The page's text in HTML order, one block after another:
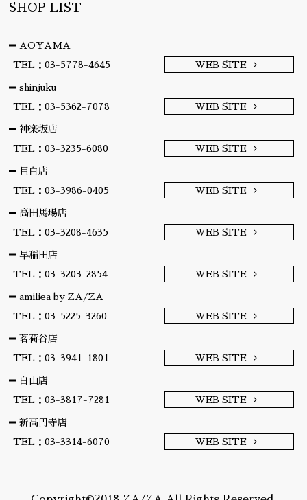
SHOP LIST
AOYAMA
TEL：03-5778-4645
WEB SITE
shinjuku
TEL：03-5362-7078
WEB SITE
神楽坂店
TEL：03-3235-6080
WEB SITE
目白店
TEL：03-3986-0405
WEB SITE
高田馬場店
TEL：03-3208-4635
WEB SITE
早稲田店
TEL：03-3203-2854
WEB SITE
amiliea by ZA/ZA
TEL：03-5225-3260
WEB SITE
茗荷谷店
TEL：03-3941-1801
WEB SITE
白山店
TEL：03-3817-7281
WEB SITE
新高円寺店
TEL：03-3314-6070
WEB SITE